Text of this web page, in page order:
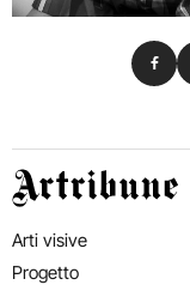
Artribune
Arti visive
Progetto